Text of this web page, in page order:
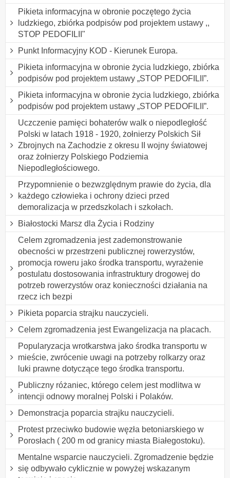
Pikieta informacyjna w obronie poczętego życia
ludzkiego, zbiórka podpisów pod projektem ustawy ,,
STOP PEDOFILII"
Punkt Informacyjny KOD - Kierunek Europa.
Pikieta informacyjna w obronie życia ludzkiego, zbiórka
podpisów pod projektem ustawy „STOP PEDOFILII”.
Pikieta informacyjna w obronie życia ludzkiego, zbiórka
podpisów pod projektem ustawy „STOP PEDOFILII”.
Uczczenie pamięci bohaterów walk o niepodległość
Polski w latach 1918 - 1920, żołnierzy Polskich Sił
Zbrojnych na Zachodzie z okresu II wojny światowej
oraz żołnierzy Polskiego Podziemia
Niepodległościowego.
Przypomnienie o bezwzględnym prawie do życia, dla
każdego człowieka i ochrony dzieci przed
demoralizacja w przedszkolach i szkołach.
Białostocki Marsz dla Życia i Rodziny
Celem zgromadzenia jest zademonstrowanie
obecności w przestrzeni publicznej rowerzystów,
promocja roweru jako środka transportu, wyrażenie
postulatu dostosowania infrastruktury drogowej do
potrzeb rowerzystów oraz konieczności działania na
rzecz ich bezpi
Pikieta poparcia strajku nauczycieli.
Celem zgromadzenia jest Ewangelizacja na placach.
Popularyzacja wrotkarstwa jako środka transportu w
mieście, zwrócenie uwagi na potrzeby rolkarzy oraz
luki prawne dotyczące tego środka transportu.
Publiczny różaniec, którego celem jest modlitwa w
intencji odnowy moralnej Polski i Polaków.
Demonstracja poparcia strajku nauczycieli.
Protest przeciwko budowie węzła betoniarskiego w
Porosłach ( 200 m od granicy miasta Białegostoku).
Mentalne wsparcie nauczycieli. Zgromadzenie będzie
się odbywało cyklicznie w powyżej wskazanym